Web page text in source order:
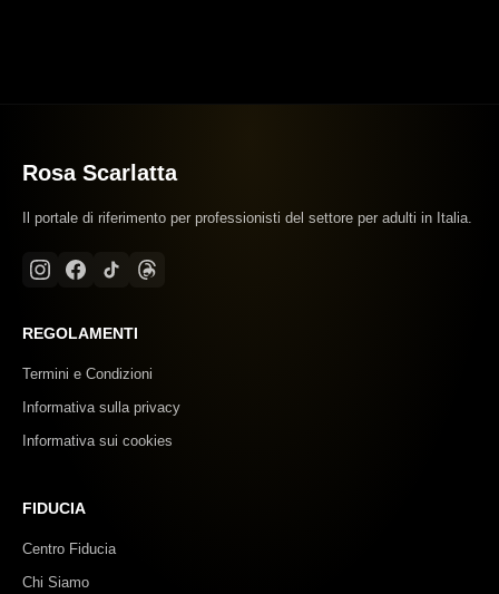
Rosa Scarlatta
Il portale di riferimento per professionisti del settore per adulti in Italia.
REGOLAMENTI
Termini e Condizioni
Informativa sulla privacy
Informativa sui cookies
FIDUCIA
Centro Fiducia
Chi Siamo